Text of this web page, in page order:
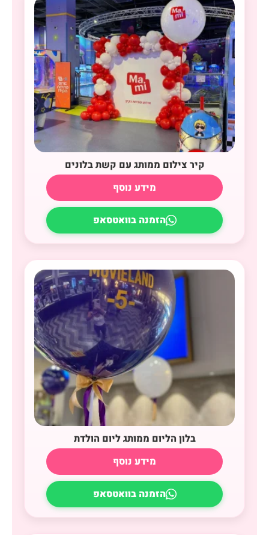
קיר צילום ממותג עם קשת בלונים
מידע נוסף
הזמנה בוואטסאפ
בלון הליום ממותג ליום הולדת
מידע נוסף
הזמנה בוואטסאפ